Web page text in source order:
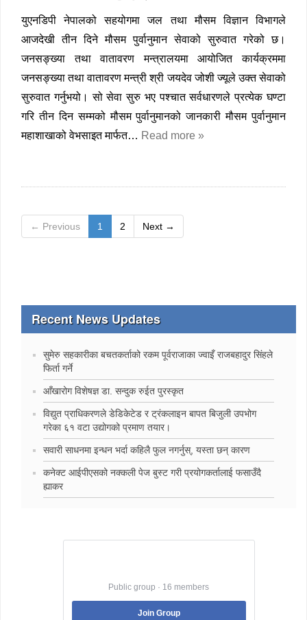
युएनडिपी नेपालको सहयोगमा जल तथा मौसम विज्ञान विभागले
आजदेखी तीन दिने मौसम पुर्वानुमान सेवाको सुरुवात गरेको छ।
जनसङ्ख्या तथा वातावरण मन्त्रालयमा आयोजित कार्यक्रममा
जनसङ्ख्या तथा वातावरण मन्त्री श्री जयदेव जोशी ज्यूले उक्त सेवाको
सुरुवात गर्नुभयो। सो सेवा सुरु भए पश्चात सर्वधारणले प्रत्येक घण्टा
गरि तीन दिन सम्मको मौसम पुर्वानुमानको जानकारी मौसम पुर्वानुमान
महाशाखाको वेभसाइत मार्फत… Read more »
← Previous 1 2 Next →
Recent News Updates
सुमेरु सहकारीका बचतकर्ताको रकम पूर्वराजाका ज्वाइँ राजबहादुर सिंहले
फिर्ता गर्ने
‍आँखारोग विशेषज्ञ डा. सन्दुक रुईत पुरस्कृत
विद्युत प्राधिकरणले डेडिकेटेड र ट्रंकलाइन बापत बिजुली उपभोग
गरेका ६१ वटा उद्योगको प्रमाण तयार।
सवारी साधनमा इन्धन भर्दा कहिलै फुल नगर्नुस्, यस्ता छन् कारण
कनेक्ट आईपीएसको नक्कली पेज बुस्ट गरी प्रयोगकर्तालाई फसाउँदै
ह्याकर
Public group · 16 members
Join Group